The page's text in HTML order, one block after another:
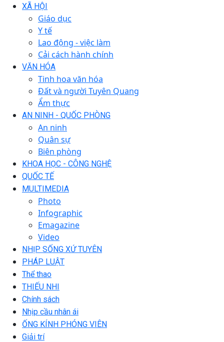
XÃ HỘI
Giáo dục
Y tế
Lao động - việc làm
Cải cách hành chính
VĂN HÓA
Tinh hoa văn hóa
Đất và người Tuyên Quang
Ẩm thực
AN NINH - QUỐC PHÒNG
An ninh
Quân sự
Biên phòng
KHOA HỌC - CÔNG NGHỆ
QUỐC TẾ
MULTIMEDIA
Photo
Infographic
Emagazine
Video
NHỊP SỐNG XỨ TUYÊN
PHÁP LUẬT
Thể thao
THIẾU NHI
Chính sách
Nhịp cầu nhân ái
ỐNG KÍNH PHÓNG VIÊN
Giải trí